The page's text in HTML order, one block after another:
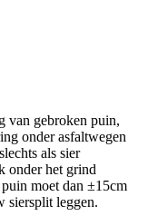
van gebroken puin,
onder asfaltwegen
als sier
onder het grind
moet dan ±15cm
siersplit leggen.